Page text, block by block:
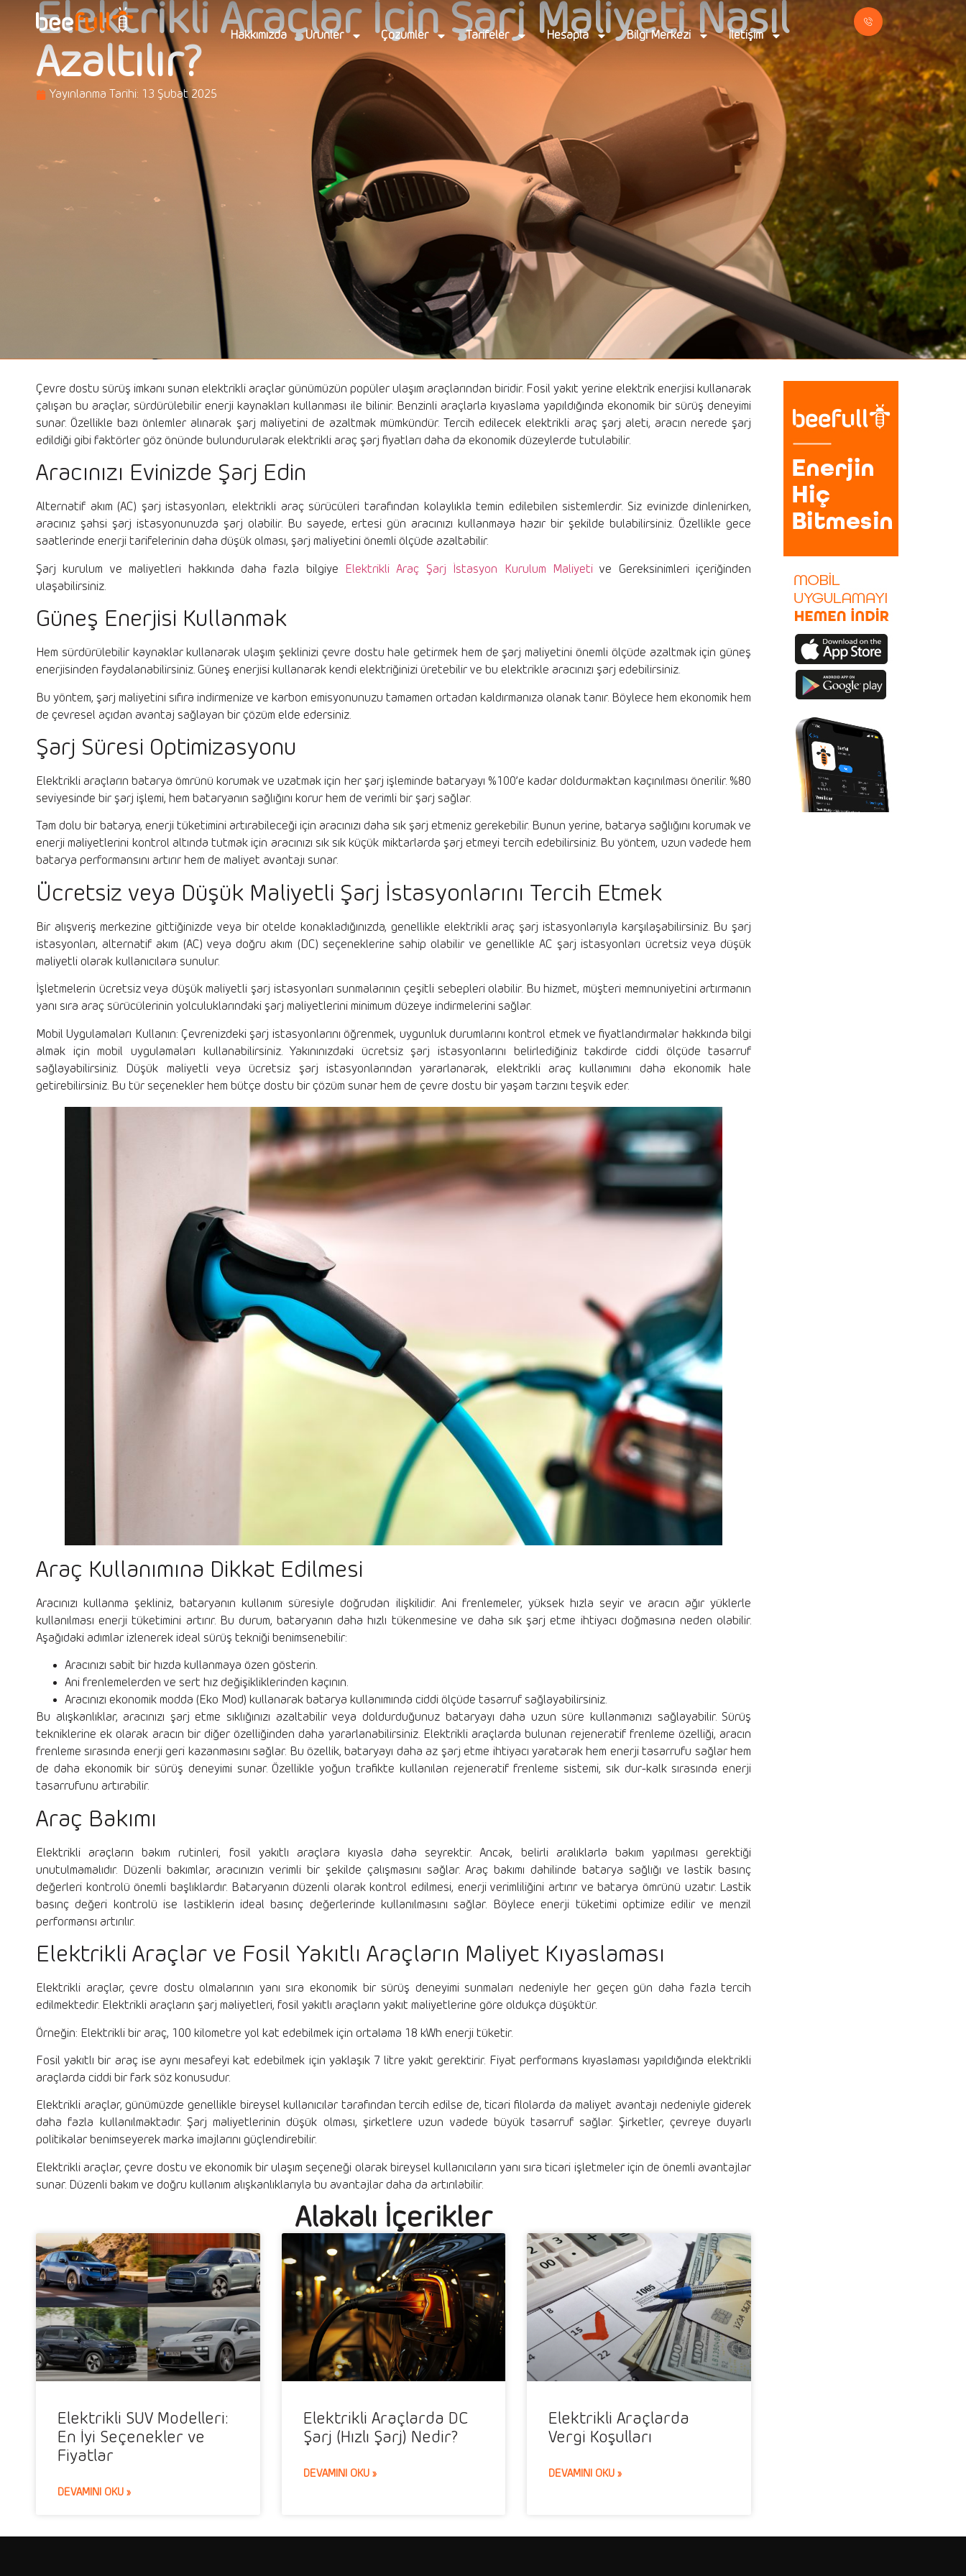
Hakkımızda Ürünler Çözümler Tarifeler Hesapla Bilgi Merkezi İletişim
Elektrikli Araçlar İçin Şarj Maliyeti Nasıl
Azaltılır?
Yayınlanma Tarihi: 13 Şubat 2025
Çevre dostu sürüş imkanı sunan elektrikli araçlar günümüzün popüler ulaşım araçlarından biridir. Fosil yakıt yerine elektrik enerjisi kullanarak
çalışan bu araçlar, sürdürülebilir enerji kaynakları kullanması ile bilinir. Benzinli araçlarla kıyaslama yapıldığında ekonomik bir sürüş deneyimi
sunar. Özellikle bazı önlemler alınarak şarj maliyetini de azaltmak mümkündür. Tercih edilecek elektrikli araç şarj aleti, aracın nerede şarj
edildiği gibi faktörler göz önünde bulundurularak elektrikli araç şarj fiyatları daha da ekonomik düzeylerde tutulabilir.
Aracınızı Evinizde Şarj Edin
Alternatif akım (AC) şarj istasyonları, elektrikli araç sürücüleri tarafından kolaylıkla temin edilebilen sistemlerdir. Siz evinizde dinlenirken,
aracınız şahsi şarj istasyonunuzda şarj olabilir. Bu sayede, ertesi gün aracınızı kullanmaya hazır bir şekilde bulabilirsiniz. Özellikle gece
saatlerinde enerji tarifelerinin daha düşük olması, şarj maliyetini önemli ölçüde azaltabilir.
Şarj kurulum ve maliyetleri hakkında daha fazla bilgiye Elektrikli Araç Şarj İstasyon Kurulum Maliyetive Gereksinimleri içeriğinden
ulaşabilirsiniz.
Güneş Enerjisi Kullanmak
Hem sürdürülebilir kaynaklar kullanarak ulaşım şeklinizi çevre dostu hale getirmek hem de şarj maliyetini önemli ölçüde azaltmak için güneş
enerjisinden faydalanabilirsiniz. Güneş enerjisi kullanarak kendi elektriğinizi üretebilir ve bu elektrikle aracınızı şarj edebilirsiniz.
Bu yöntem, şarj maliyetini sıfıra indirmenize ve karbon emisyonunuzu tamamen ortadan kaldırmanıza olanak tanır. Böylece hem ekonomik hem
de çevresel açıdan avantaj sağlayan bir çözüm elde edersiniz.
Şarj Süresi Optimizasyonu
Elektrikli araçların batarya ömrünü korumak ve uzatmak için her şarj işleminde bataryayı %100’e kadar doldurmaktan kaçınılması önerilir. %80
seviyesinde bir şarj işlemi, hem bataryanın sağlığını korur hem de verimli bir şarj sağlar.
Tam dolu bir batarya, enerji tüketimini artırabileceği için aracınızı daha sık şarj etmeniz gerekebilir. Bunun yerine, batarya sağlığını korumak ve
enerji maliyetlerini kontrol altında tutmak için aracınızı sık sık küçük miktarlarda şarj etmeyi tercih edebilirsiniz. Bu yöntem, uzun vadede hem
batarya performansını artırır hem de maliyet avantajı sunar.
Ücretsiz veya Düşük Maliyetli Şarj İstasyonlarını Tercih Etmek
Bir alışveriş merkezine gittiğinizde veya bir otelde konakladığınızda, genellikle elektrikli araç şarj istasyonlarıyla karşılaşabilirsiniz. Bu şarj
istasyonları, alternatif akım (AC) veya doğru akım (DC) seçeneklerine sahip olabilir ve genellikle AC şarj istasyonları ücretsiz veya düşük
maliyetli olarak kullanıcılara sunulur.
İşletmelerin ücretsiz veya düşük maliyetli şarj istasyonları sunmalarının çeşitli sebepleri olabilir. Bu hizmet, müşteri memnuniyetini artırmanın
yanı sıra araç sürücülerinin yolculuklarındaki şarj maliyetlerini minimum düzeye indirmelerini sağlar.
Mobil Uygulamaları Kullanın: Çevrenizdeki şarj istasyonlarını öğrenmek, uygunluk durumlarını kontrol etmek ve fiyatlandırmalar hakkında bilgi
almak için mobil uygulamaları kullanabilirsiniz. Yakınınızdaki ücretsiz şarj istasyonlarını belirlediğiniz takdirde ciddi ölçüde tasarruf
sağlayabilirsiniz. Düşük maliyetli veya ücretsiz şarj istasyonlarından yararlanarak, elektrikli araç kullanımını daha ekonomik hale
getirebilirsiniz. Bu tür seçenekler hem bütçe dostu bir çözüm sunar hem de çevre dostu bir yaşam tarzını teşvik eder.
Araç Kullanımına Dikkat Edilmesi
Aracınızı kullanma şekliniz, bataryanın kullanım süresiyle doğrudan ilişkilidir. Ani frenlemeler, yüksek hızla seyir ve aracın ağır yüklerle
kullanılması enerji tüketimini artırır. Bu durum, bataryanın daha hızlı tükenmesine ve daha sık şarj etme ihtiyacı doğmasına neden olabilir.
Aşağıdaki adımlar izlenerek ideal sürüş tekniği benimsenebilir:
Aracınızı sabit bir hızda kullanmaya özen gösterin.
Ani frenlemelerden ve sert hız değişikliklerinden kaçının.
Aracınızı ekonomik modda (Eko Mod) kullanarak batarya kullanımında ciddi ölçüde tasarruf sağlayabilirsiniz.
Bu alışkanlıklar, aracınızı şarj etme sıklığınızı azaltabilir veya doldurduğunuz bataryayı daha uzun süre kullanmanızı sağlayabilir. Sürüş
tekniklerine ek olarak aracın bir diğer özelliğinden daha yararlanabilirsiniz. Elektrikli araçlarda bulunan rejeneratif frenleme özelliği, aracın
frenleme sırasında enerji geri kazanmasını sağlar. Bu özellik, bataryayı daha az şarj etme ihtiyacı yaratarak hem enerji tasarrufu sağlar hem
de daha ekonomik bir sürüş deneyimi sunar. Özellikle yoğun trafikte kullanılan rejeneratif frenleme sistemi, sık dur-kalk sırasında enerji
tasarrufunu artırabilir.
Araç Bakımı
Elektrikli araçların bakım rutinleri, fosil yakıtlı araçlara kıyasla daha seyrektir. Ancak, belirli aralıklarla bakım yapılması gerektiği
unutulmamalıdır. Düzenli bakımlar, aracınızın verimli bir şekilde çalışmasını sağlar. Araç bakımı dahilinde batarya sağlığı ve lastik basınç
değerleri kontrolü önemli başlıklardır. Bataryanın düzenli olarak kontrol edilmesi, enerji verimliliğini artırır ve batarya ömrünü uzatır. Lastik
basınç değeri kontrolü ise lastiklerin ideal basınç değerlerinde kullanılmasını sağlar. Böylece enerji tüketimi optimize edilir ve menzil
performansı artırılır.
Elektrikli Araçlar ve Fosil Yakıtlı Araçların Maliyet Kıyaslaması
Elektrikli araçlar, çevre dostu olmalarının yanı sıra ekonomik bir sürüş deneyimi sunmaları nedeniyle her geçen gün daha fazla tercih
edilmektedir. Elektrikli araçların şarj maliyetleri, fosil yakıtlı araçların yakıt maliyetlerine göre oldukça düşüktür.
Örneğin: Elektrikli bir araç, 100 kilometre yol kat edebilmek için ortalama 18 kWh enerji tüketir.
Fosil yakıtlı bir araç ise aynı mesafeyi kat edebilmek için yaklaşık 7 litre yakıt gerektirir. Fiyat performans kıyaslaması yapıldığında elektrikli
araçlarda ciddi bir fark söz konusudur.
Elektrikli araçlar, günümüzde genellikle bireysel kullanıcılar tarafından tercih edilse de, ticari filolarda da maliyet avantajı nedeniyle giderek
daha fazla kullanılmaktadır. Şarj maliyetlerinin düşük olması, şirketlere uzun vadede büyük tasarruf sağlar. Şirketler, çevreye duyarlı
politikalar benimseyerek marka imajlarını güçlendirebilir.
Elektrikli araçlar, çevre dostu ve ekonomik bir ulaşım seçeneği olarak bireysel kullanıcıların yanı sıra ticari işletmeler için de önemli avantajlar
sunar. Düzenli bakım ve doğru kullanım alışkanlıklarıyla bu avantajlar daha da artırılabilir.
Alakalı İçerikler
Elektrikli SUV Modelleri:
En İyi Seçenekler ve
Fiyatlar
DEVAMINI OKU »
Elektrikli Araçlarda DC
Şarj (Hızlı Şarj) Nedir?
DEVAMINI OKU »
Elektrikli Araçlarda
Vergi Koşulları
DEVAMINI OKU »